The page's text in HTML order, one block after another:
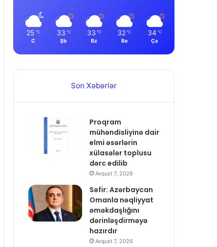
25 ℃
C
33 ℃
Şb
33 ℃
Bz
32 ℃
Be
34 ℃
Ça
Son Xəbərlər
Proqram
mühəndisliyinə dair
elmi əsərlərin
xülasələr toplusu
dərc edilib
Avqust 7, 2026
Səfir: Azərbaycan
Omanla nəqliyyat
əməkdaşlığını
dərinləşdirməyə
hazırdır
Avqust 7, 2026